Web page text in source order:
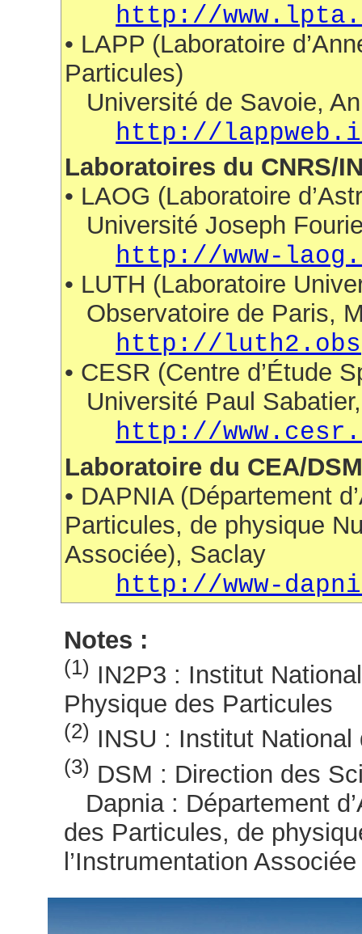
http://
• LAPP (Laboratoire
Particules)
Université de Savoie,
http://
Laboratoires du CNRS/
• LAOG (Laboratoire
Université Joseph
http://www-
• LUTH (Laboratoire
Observatoire de Paris,
http://
• CESR (Centre d’Étude
Université Paul
http://
Laboratoire du CEA/
• DAPNIA (Département
Particules, de physique
Associée), Saclay
http://www-
Notes :
(1) IN2P3 : Institut
Physique des Particules
(2) INSU : Institut National
(3) DSM : Direction des
Dapnia : Département
des Particules, de
l’Instrumentation Associée